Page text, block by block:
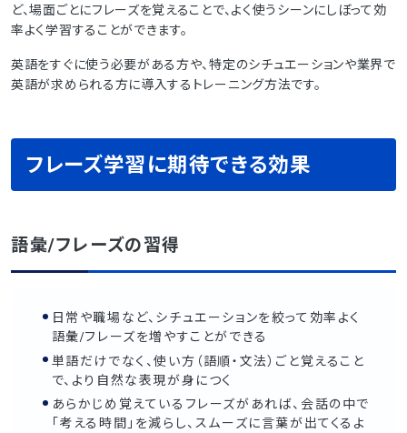
ど、場面ごとにフレーズを覚えることで、よく使うシーンにしぼって効
率よく学習することができます。
英語をすぐに使う必要がある方や、特定のシチュエーションや業界で
英語が求められる方に導入するトレーニング方法です。
フレーズ学習に期待できる効果
語彙/フレーズの習得
日常や職場など、シチュエーションを絞って効率よく
語彙/フレーズを増やすことができる
単語だけでなく、使い方（語順・文法）ごと覚えること
で、より自然な表現が身につく
あらかじめ覚えているフレーズがあれば、会話の中で
「考える時間」を減らし、スムーズに言葉が出てくるよ